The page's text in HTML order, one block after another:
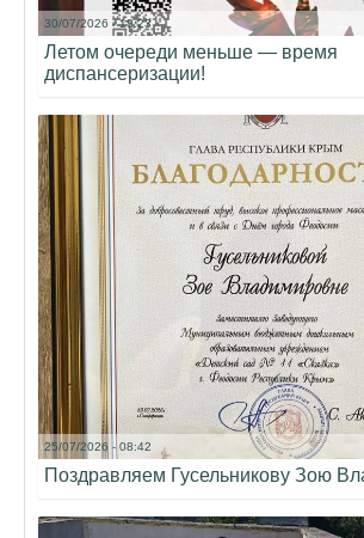
30/07/2026 - 18:23
Летом очереди меньше — время
диспансеризации!
25/07/2026 - 08:42
Поздравляем Гусельникову Зою